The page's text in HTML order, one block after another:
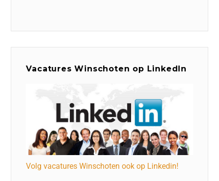
Vacatures Winschoten op LinkedIn
Volg vacatures Winschoten ook op Linkedin!